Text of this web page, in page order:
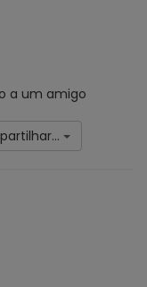
a um amigo